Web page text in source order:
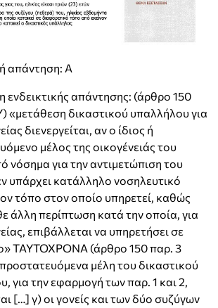
απάντηση: Α
ενδεικτικής απάντησης: (άρθρο 150
«μετάθεση δικαστικού υπαλλήλου για
διενεργείται, αν ο ίδιος ή
μέλος της οικογένειάς του
νόσημα για την αντιμετώπιση του
υπάρχει κατάλληλο νοσηλευτικό
τόπο στον οποίο υπηρετεί, καθώς
άλλη περίπτωση κατά την οποία, για
επιβάλλεται να υπηρετήσει σε
ΤΑΥΤΟΧΡΟΝΑ (άρθρο 150 παρ. 3
μέλη του δικαστικού
για την εφαρμογή των παρ. 1 και 2,
[…] γ) οι γονείς και των δύο συζύγων